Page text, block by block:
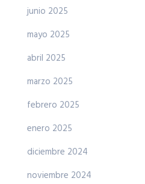
junio 2025
mayo 2025
abril 2025
marzo 2025
febrero 2025
enero 2025
diciembre 2024
noviembre 2024